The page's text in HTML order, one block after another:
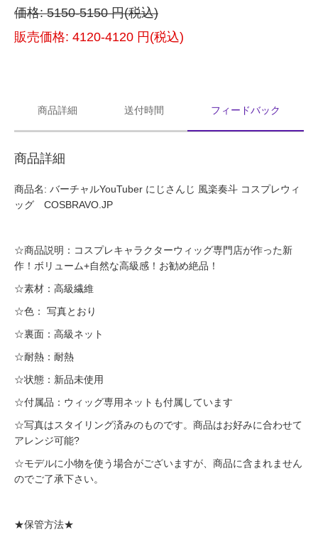
価格:5150-5150 円(税込)
販売価格: 4120-4120 円(税込)
商品詳細 送付時間 フィードバック
商品詳細
商品名: バーチャルYouTuber にじさんじ 風楽奏斗 コスプレウィ
ッグ COSBRAVO.JP
☆商品説明：コスプレキャラクターウィッグ専門店が作った新
作！ボリューム+自然な高級感！お勧め絶品！
☆素材：高級繊維
☆色： 写真とおり
☆裏面：高級ネット
☆耐熱：耐熱
☆状態：新品未使用
☆付属品：ウィッグ専用ネットも付属しています
☆写真はスタイリング済みのものです。商品はお好みに合わせて
アレンジ可能?
☆モデルに小物を使う場合がございますが、商品に含まれません
のでご了承下さい。
★保管方法★